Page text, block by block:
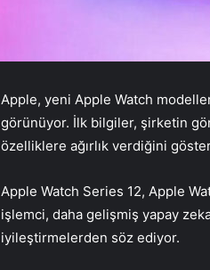
Apple, yeni Apple Watch
görünüyor. İlk bilgiler, şirketin
özelliklere ağırlık verdiğini
Apple Watch Series 12, Apple
işlemci, daha gelişmiş yapay
iyileştirmelerden söz ediyor.